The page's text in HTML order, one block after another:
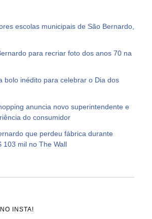
escolas municipais de São Bernardo,
para recriar foto dos anos 70 na
bolo inédito para celebrar o Dia dos
anuncia novo superintendente e
do consumidor
que perdeu fábrica durante
103 mil no The Wall
INSTA!